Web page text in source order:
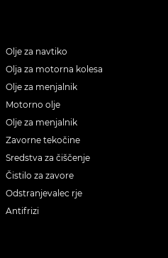
Olje za navtiko
Olja za motorna kolesa
Olje za menjalnik
Motorno olje
Olje za menjalnik
Zavorne tekočine
Sredstva za čiščenje
Čistilo za zavore
Odstranjevalec rje
Antifrizi